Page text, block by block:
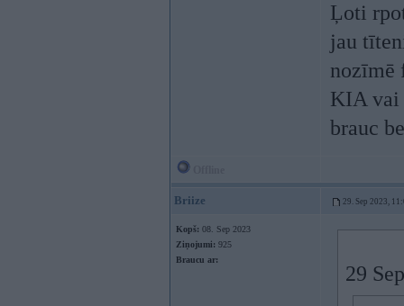
Ļoti
jau
nozīmē
KIA vai
brauc
Briize 29. Sep 2023,
Kopš: 08. Sep 2023
Ziņojumi: 925
Braucu ar:
29